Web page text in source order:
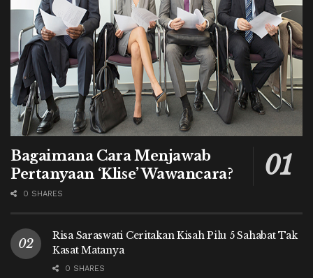
Bagaimana Cara Menjawab
Pertanyaan ‘Klise’ Wawancara?
0 SHARES
Risa Saraswati Ceritakan Kisah Pilu 5 Sahabat Tak
Kasat Matanya
0 SHARES